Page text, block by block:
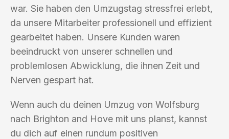
war. Sie haben den Umzugstag stressfrei erlebt,
da unsere Mitarbeiter professionell und effizient
gearbeitet haben. Unsere Kunden waren
beeindruckt von unserer schnellen und
problemlosen Abwicklung, die ihnen Zeit und
Nerven gespart hat.
Wenn auch du deinen Umzug von Wolfsburg
nach Brighton and Hove mit uns planst, kannst
du dich auf einen rundum positiven